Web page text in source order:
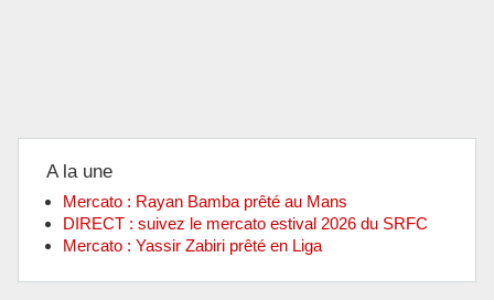
A la une
Mercato : Rayan Bamba prêté au Mans
DIRECT : suivez le mercato estival 2026 du SRFC
Mercato : Yassir Zabiri prêté en Liga